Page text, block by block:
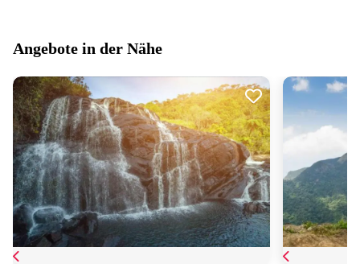
Angebote in der Nähe